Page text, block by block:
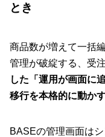
とき
商品数が増えて一括
管理が破綻する、受
した「運用が画面に
移行を本格的に動か
BASEの管理画面は